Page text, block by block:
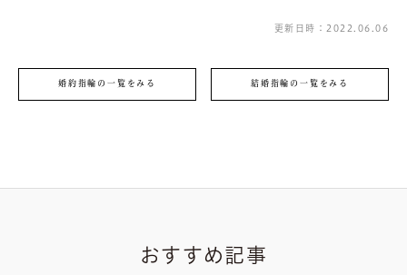
更新日時：2022.06.06
婚約指輪の一覧をみる 結婚指輪の一覧をみる
おすすめ記事